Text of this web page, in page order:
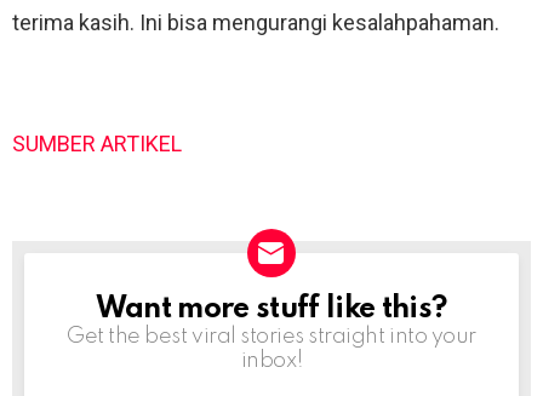
terima kasih. Ini bisa mengurangi kesalahpahaman.
SUMBER ARTIKEL
NEWSLETTER
Want more stuff like this?
Get the best viral stories straight into your
inbox!